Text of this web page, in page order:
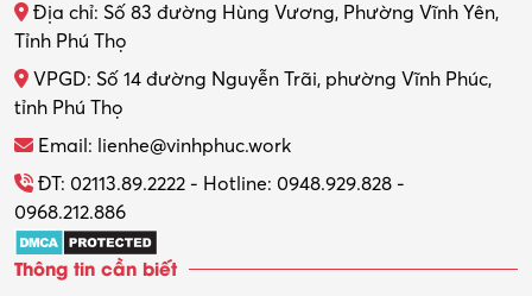
Thợ máy – Ô tô – Xe máy
Thực tập
Tổ chức sự kiện – Quà tặng
Trợ lý
Tư vấn
Địa chỉ: Số 83 đường Hùng Vương, Phường Vĩnh Yên,
Tỉnh Phú Thọ
VPGD: Số 14 đường Nguyễn Trãi, phường Vĩnh Phúc,
tỉnh Phú Thọ
Email: lienhe@vinhphuc.work
ĐT: 02113.89.2222 - Hotline: 0948.929.828 -
0968.212.886
Thông tin cần biết